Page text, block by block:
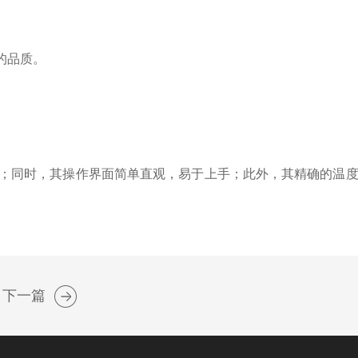
质。
时，其操作界面简单直观，易于上手；此外，其精确的温
下一篇